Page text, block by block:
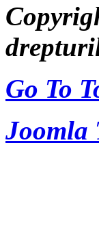
Go To
Joomla